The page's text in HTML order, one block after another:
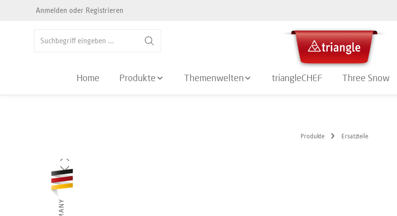
Zur Hauptnavigation springen
Anmelden oder Registrieren
Home Produkte Themenwelten triangleCHEF Three Snow
Produkte Ersatzteile
Bildergalerie überspringen